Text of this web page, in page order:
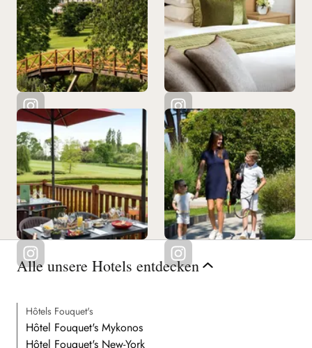
Alle unsere Hotels entdecken
Hôtels Fouquet's
Hôtel Fouquet's Mykonos
Hôtel Fouquet's New-York